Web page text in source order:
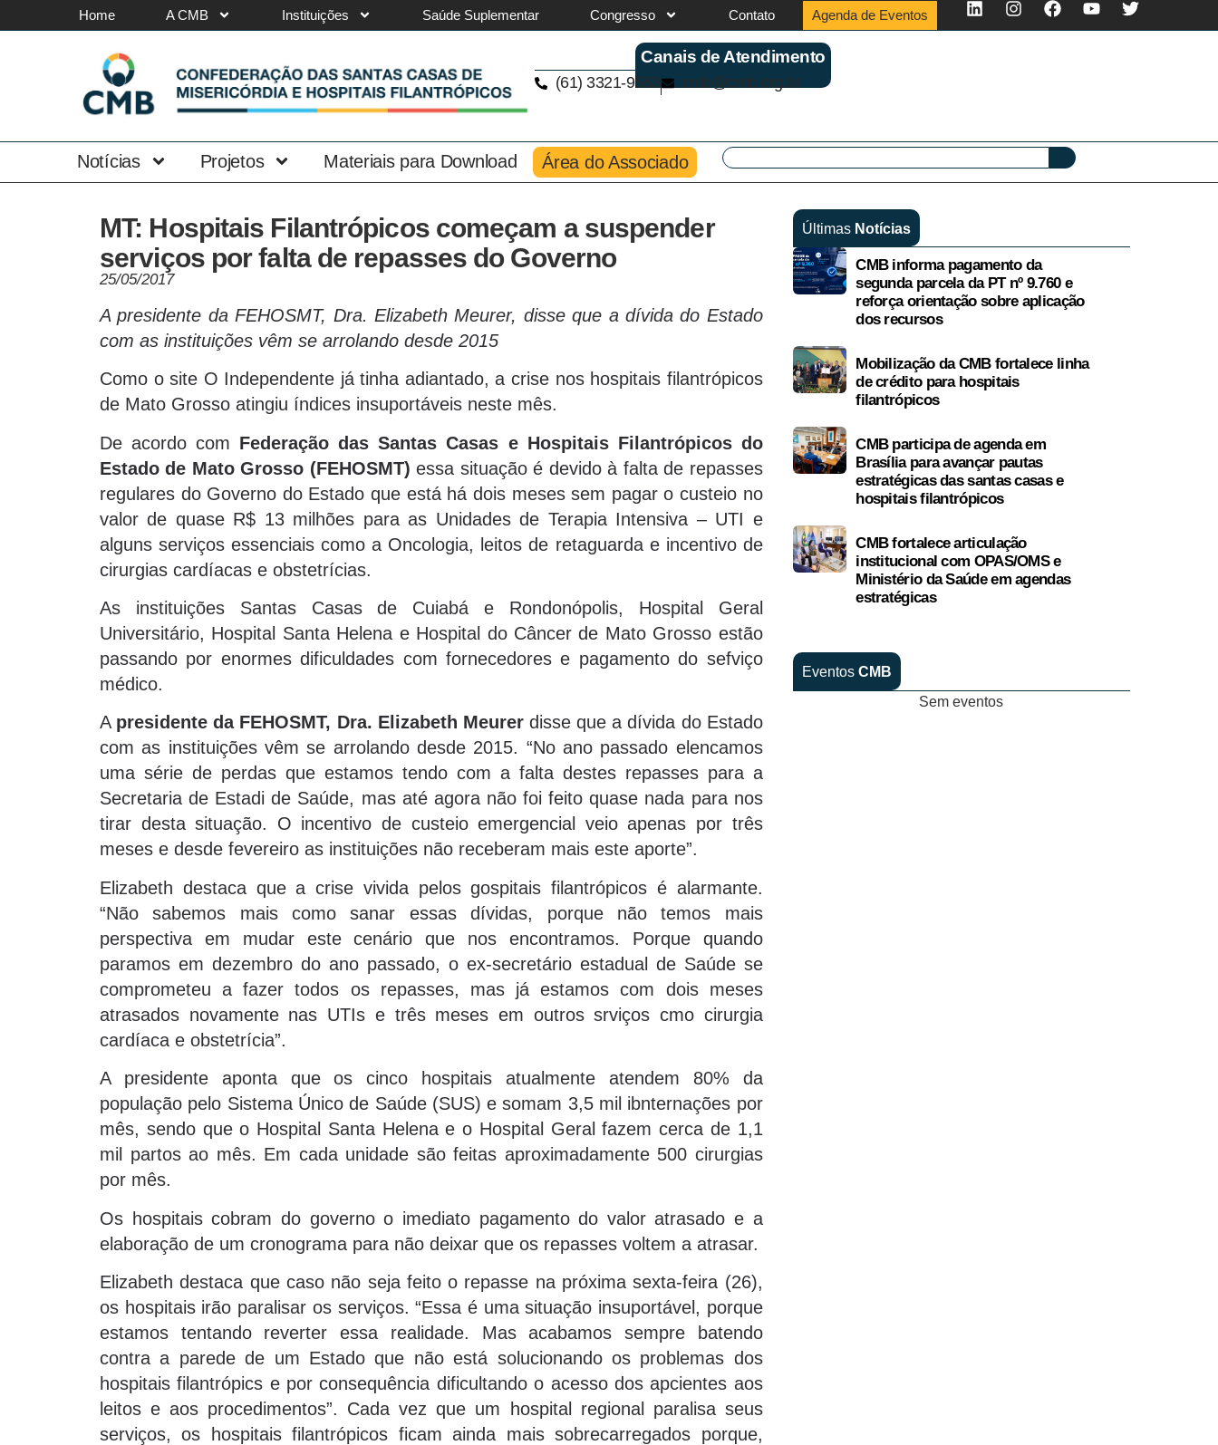
Home A CMB Instituições Saúde Suplementar Congresso Contato Agenda de Eventos
Canais de Atendimento
(61) 3321-9563 cmb@cmb.org.br
Notícias Projetos Materiais para Download Área do Associado
MT: Hospitais Filantrópicos começam a suspender
serviços por falta de repasses do Governo
25/05/2017
A presidente da FEHOSMT, Dra. Elizabeth Meurer, disse que a dívida do Estado
com as instituições vêm se arrolando desde 2015
Como o site O Independente já tinha adiantado, a crise nos hospitais filantrópicos
de Mato Grosso atingiu índices insuportáveis neste mês.
De acordo com Federação das Santas Casas e Hospitais Filantrópicos do
Estado de Mato Grosso (FEHOSMT) essa situação é devido à falta de repasses
regulares do Governo do Estado que está há dois meses sem pagar o custeio no
valor de quase R$ 13 milhões para as Unidades de Terapia Intensiva – UTI e
alguns serviços essenciais como a Oncologia, leitos de retaguarda e incentivo de
cirurgias cardíacas e obstetrícias.
As instituições Santas Casas de Cuiabá e Rondonópolis, Hospital Geral
Universitário, Hospital Santa Helena e Hospital do Câncer de Mato Grosso estão
passando por enormes dificuldades com fornecedores e pagamento do sefviço
médico.
A presidente da FEHOSMT, Dra. Elizabeth Meurerdisse que a dívida do Estado
com as instituições vêm se arrolando desde 2015. “No ano passado elencamos
uma série de perdas que estamos tendo com a falta destes repasses para a
Secretaria de Estadi de Saúde, mas até agora não foi feito quase nada para nos
tirar desta situação. O incentivo de custeio emergencial veio apenas por três
meses e desde fevereiro as instituições não receberam mais este aporte”.
Elizabeth destaca que a crise vivida pelos gospitais filantrópicos é alarmante.
“Não sabemos mais como sanar essas dívidas, porque não temos mais
perspectiva em mudar este cenário que nos encontramos. Porque quando
paramos em dezembro do ano passado, o ex-secretário estadual de Saúde se
comprometeu a fazer todos os repasses, mas já estamos com dois meses
atrasados novamente nas UTIs e três meses em outros srviços cmo cirurgia
cardíaca e obstetrícia”.
A presidente aponta que os cinco hospitais atualmente atendem 80% da
população pelo Sistema Único de Saúde (SUS) e somam 3,5 mil ibnternações por
mês, sendo que o Hospital Santa Helena e o Hospital Geral fazem cerca de 1,1
mil partos ao mês. Em cada unidade são feitas aproximadamente 500 cirurgias
por mês.
Os hospitais cobram do governo o imediato pagamento do valor atrasado e a
elaboração de um cronograma para não deixar que os repasses voltem a atrasar.
Elizabeth destaca que caso não seja feito o repasse na próxima sexta-feira (26),
os hospitais irão paralisar os serviços. “Essa é uma situação insuportável, porque
estamos tentando reverter essa realidade. Mas acabamos sempre batendo
contra a parede de um Estado que não está solucionando os problemas dos
hospitais filantrópics e por consequência dificultando o acesso dos apcientes aos
leitos e aos procedimentos”. Cada vez que um hospital regional paralisa seus
serviços, os hospitais filantrópicos ficam ainda mais sobrecarregados porque,
Últimas Notícias
CMB informa pagamento da
segunda parcela da PT nº 9.760 e
reforça orientação sobre aplicação
dos recursos
Mobilização da CMB fortalece linha
de crédito para hospitais
filantrópicos
CMB participa de agenda em
Brasília para avançar pautas
estratégicas das santas casas e
hospitais filantrópicos
CMB fortalece articulação
institucional com OPAS/OMS e
Ministério da Saúde em agendas
estratégicas
Eventos CMB
Sem eventos